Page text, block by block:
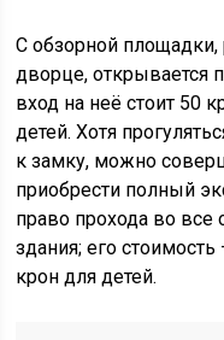
С обзорной
дворце, открывается
вход на неё стоит 50
детей. Хотя
к замку, можно
приобрести полный
право прохода во
здания; его
крон для детей.